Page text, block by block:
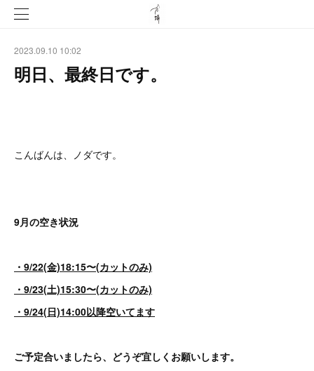
2023.09.10 10:02
明日、最終日です。
こんばんは、ノダです。
9月の空き状況
・9/22(金)18:15〜(カットのみ)
・9/23(土)15:30〜(カットのみ)
・9/24(日)14:00以降空いてます
ご予定合いましたら、どうぞ宜しくお願いします。